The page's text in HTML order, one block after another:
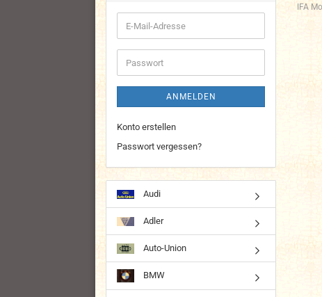
IFA
E-
Mail-
Adresse
Passwort
ANMELDEN
Konto erstellen
Passwort vergessen?
Audi
Adler
Auto-Union
BMW